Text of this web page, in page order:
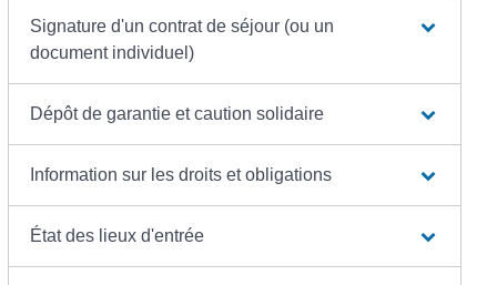
Signature d'un contrat de séjour (ou un
document individuel)
Dépôt de garantie et caution solidaire
Information sur les droits et obligations
État des lieux d'entrée